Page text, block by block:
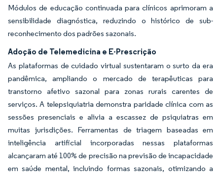
Módulos de educação continuada para clínicos aprimoram a
sensibilidade diagnóstica, reduzindo o histórico de sub-
reconhecimento dos padrões sazonais.
Adoção de Telemedicina e E-Prescrição
As plataformas de cuidado virtual sustentaram o surto da era
pandêmica, ampliando o mercado de terapêuticas para
transtorno afetivo sazonal para zonas rurais carentes de
serviços. A telepsiquiatria demonstra paridade clínica com as
sessões presenciais e alivia a escassez de psiquiatras em
muitas jurisdições. Ferramentas de triagem baseadas em
inteligência artificial incorporadas nessas plataformas
alcançaram até 100% de precisão na previsão de incapacidade
em saúde mental, incluindo formas sazonais, otimizando a